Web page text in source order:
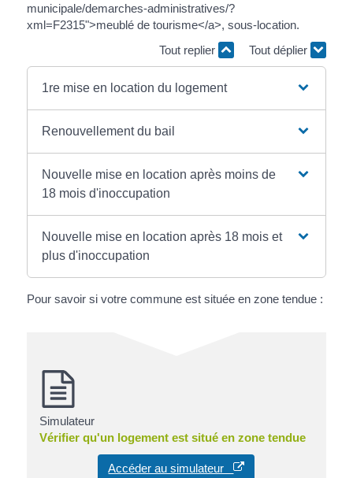
municipale/demarches-administratives/?
xml=F2315">meublé de tourisme</a>, sous-location.
Tout replier
Tout déplier
1re mise en location du logement
Renouvellement du bail
Nouvelle mise en location après moins de
18 mois d'inoccupation
Nouvelle mise en location après 18 mois et
plus d'inoccupation
Pour savoir si votre commune est située en zone tendue :
Simulateur
Vérifier qu'un logement est situé en zone tendue
Accéder au simulateur